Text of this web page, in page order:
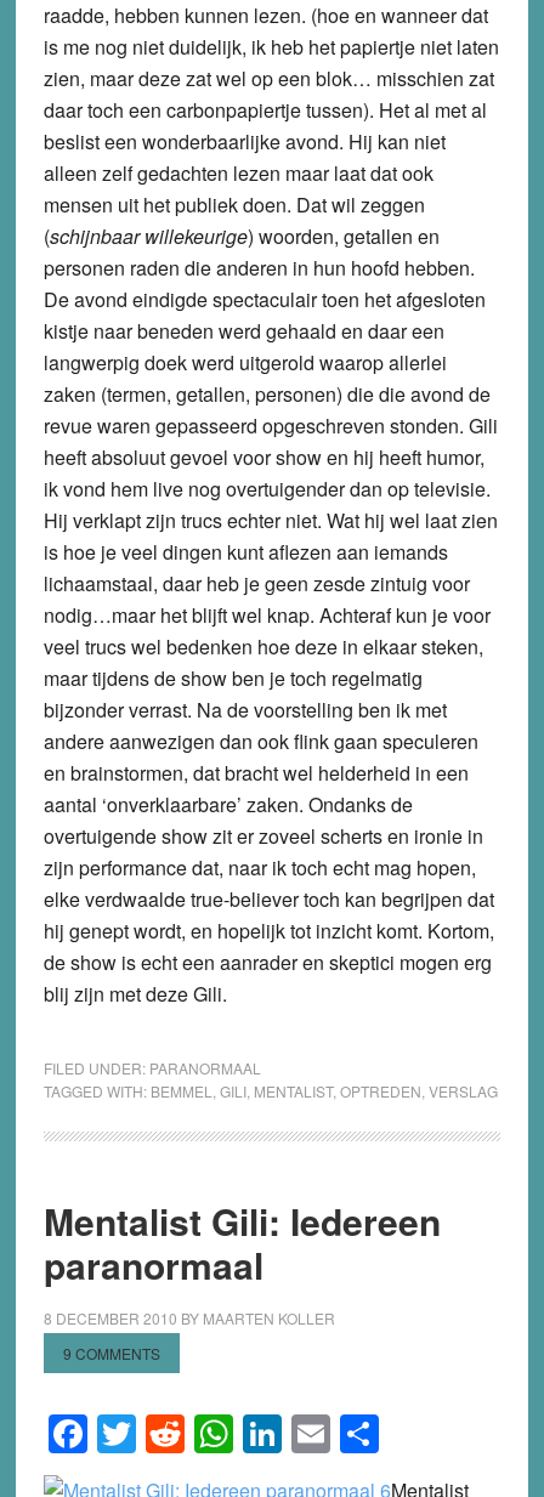
raadde, hebben kunnen lezen. (hoe en wanneer dat
is me nog niet duidelijk, ik heb het papiertje niet laten
zien, maar deze zat wel op een blok… misschien zat
daar toch een carbonpapiertje tussen). Het al met al
beslist een wonderbaarlijke avond. Hij kan niet
alleen zelf gedachten lezen maar laat dat ook
mensen uit het publiek doen. Dat wil zeggen
(schijnbaar willekeurige) woorden, getallen en
personen raden die anderen in hun hoofd hebben.
De avond eindigde spectaculair toen het afgesloten
kistje naar beneden werd gehaald en daar een
langwerpig doek werd uitgerold waarop allerlei
zaken (termen, getallen, personen) die die avond de
revue waren gepasseerd opgeschreven stonden. Gili
heeft absoluut gevoel voor show en hij heeft humor,
ik vond hem live nog overtuigender dan op televisie.
Hij verklapt zijn trucs echter niet. Wat hij wel laat zien
is hoe je veel dingen kunt aflezen aan iemands
lichaamstaal, daar heb je geen zesde zintuig voor
nodig…maar het blijft wel knap. Achteraf kun je voor
veel trucs wel bedenken hoe deze in elkaar steken,
maar tijdens de show ben je toch regelmatig
bijzonder verrast. Na de voorstelling ben ik met
andere aanwezigen dan ook flink gaan speculeren
en brainstormen, dat bracht wel helderheid in een
aantal ‘onverklaarbare’ zaken. Ondanks de
overtuigende show zit er zoveel scherts en ironie in
zijn performance dat, naar ik toch echt mag hopen,
elke verdwaalde true-believer toch kan begrijpen dat
hij genept wordt, en hopelijk tot inzicht komt. Kortom,
de show is echt een aanrader en skeptici mogen erg
blij zijn met deze Gili.
FILED UNDER: PARANORMAAL
TAGGED WITH: BEMMEL GILI, MENTALIST, OPTREDEN VERSLAG
Mentalist Gili: Iedereen
paranormaal
8 DECEMBER 2010 BY MAARTEN KOLLER
9 COMMENTS
Facebook
Twitter
Reddit
WhatsApp
LinkedIn
EmailShare
Mentalist